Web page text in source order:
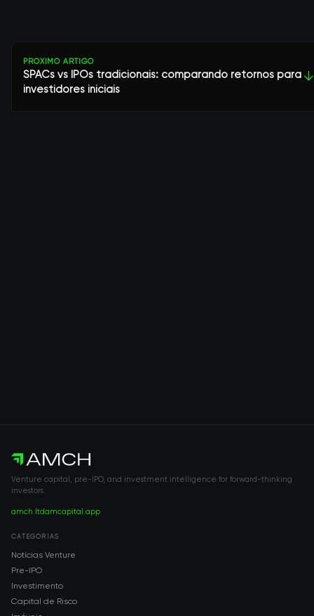
PRÓXIMO ARTIGO
SPACs vs IPOs tradicionais: comparando retornos para
investidores iniciais
↓
Venture capital, pre-IPO, and investment intelligence for forward-thinking
investors.
amch.ltdamcapital.app
CATEGORIAS
Notícias Venture
Pre-IPO
Investimento
Capital de Risco